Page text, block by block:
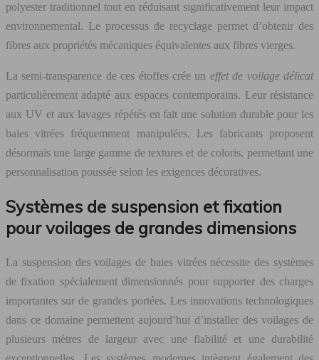
polyester traditionnel tout en réduisant significativement leur impact
environnemental. Le processus de recyclage permet d’obtenir des
fibres aux propriétés mécaniques équivalentes aux fibres vierges.
La semi-transparence de ces étoffes crée un effet de voilage délicat
particulièrement adapté aux espaces contemporains. Leur résistance
aux UV et aux lavages répétés en fait une solution durable pour les
baies vitrées fréquemment manipulées. Les fabricants proposent
désormais une large gamme de textures et de coloris, permettant une
personnalisation poussée selon les exigences décoratives.
Systèmes de suspension et fixation
pour voilages de grandes dimensions
La suspension des voilages de baies vitrées nécessite des systèmes
de fixation spécialement dimensionnés pour supporter des charges
importantes sur de grandes portées. Les innovations technologiques
dans ce domaine permettent aujourd’hui d’installer des voilages de
plusieurs mètres de largeur avec une fiabilité et une durabilité